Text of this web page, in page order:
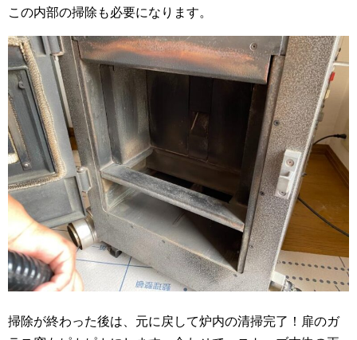
この内部の掃除も必要になります。
掃除が終わった後は、元に戻して炉内の清掃完了！扉のガ